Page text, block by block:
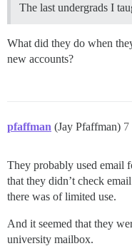
The last undergrads I
What did they do when
new accounts?
pfaffman (Jay Pfaffman) 7
They probably used email
that they didn’t check
there was of limited use.
And it seemed that they
university mailbox.